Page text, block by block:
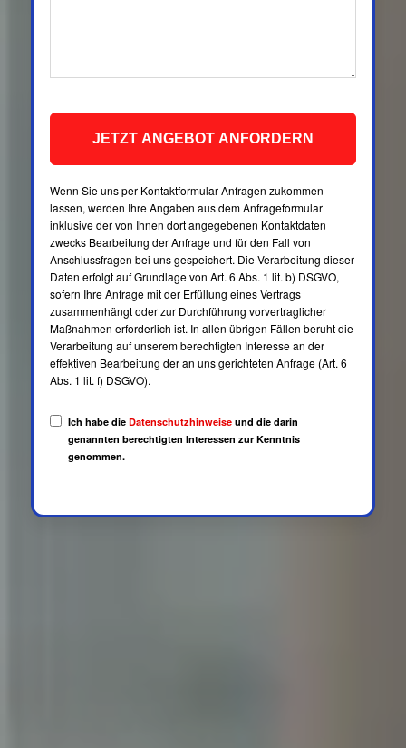
JETZT ANGEBOT ANFORDERN
Wenn Sie uns per Kontaktformular Anfragen zukommen
lassen, werden Ihre Angaben aus dem Anfrageformular
inklusive der von Ihnen dort angegebenen Kontaktdaten
zwecks Bearbeitung der Anfrage und für den Fall von
Anschlussfragen bei uns gespeichert. Die Verarbeitung dieser
Daten erfolgt auf Grundlage von Art. 6 Abs. 1 lit. b) DSGVO,
sofern Ihre Anfrage mit der Erfüllung eines Vertrags
zusammenhängt oder zur Durchführung vorvertraglicher
Maßnahmen erforderlich ist. In allen übrigen Fällen beruht die
Verarbeitung auf unserem berechtigten Interesse an der
effektiven Bearbeitung der an uns gerichteten Anfrage (Art. 6
Abs. 1 lit. f) DSGVO).
Ich habe die Datenschutzhinweise und die darin
genannten berechtigten Interessen zur Kenntnis
genommen.